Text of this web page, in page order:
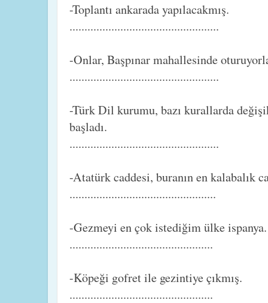
-Toplantı ankarada yapılacakmış.
..................................................
-Onlar, Başpınar mahallesinde
..................................................
-Türk Dil kurumu, bazı kurallarda
başladı.
..................................................
-Atatürk caddesi, buranın en kalabalık
.................................................
-Gezmeyi en çok istediğim ülke
................................................
-Köpeği gofret ile gezintiye çıkmış.
................................................